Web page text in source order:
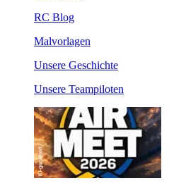
RC Blog
Malvorlagen
Unsere Geschichte
Unsere Teampiloten